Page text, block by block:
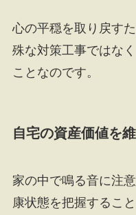
心の平穏を取り戻す
殊な対策工事ではな
ことなのです。
自宅の資産価値を
家の中で鳴る音に注
康状態を把握するこ